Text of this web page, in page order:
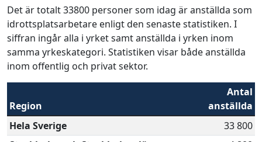
Det är totalt 33800 personer som idag är anställda som
idrottsplatsarbetare enligt den senaste statistiken. I
siffran ingår alla i yrket samt anställda i yrken inom
samma yrkeskategori. Statistiken visar både anställda
inom offentlig och privat sektor.
Region
Antal
anställda
Hela Sverige
33 800